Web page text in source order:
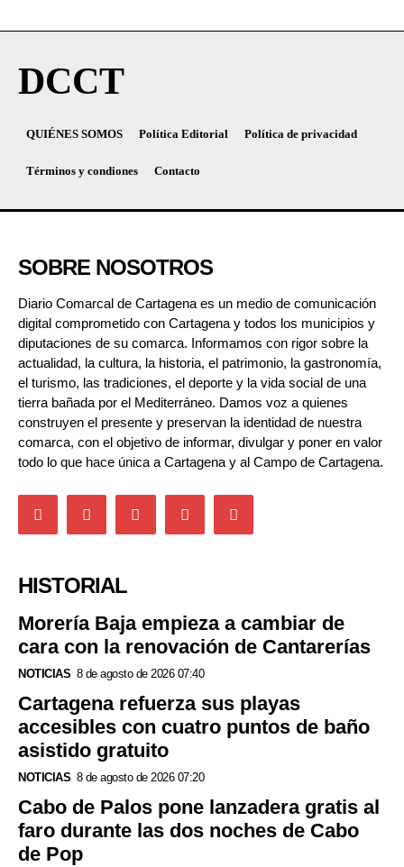
DCCT
QUIÉNES SOMOS Política Editorial Política de privacidad
Términos y condiones Contacto
SOBRE NOSOTROS
Diario Comarcal de Cartagena es un medio de comunicación
digital comprometido con Cartagena y todos los municipios y
diputaciones de su comarca. Informamos con rigor sobre la
actualidad, la cultura, la historia, el patrimonio, la gastronomía,
el turismo, las tradiciones, el deporte y la vida social de una
tierra bañada por el Mediterráneo. Damos voz a quienes
construyen el presente y preservan la identidad de nuestra
comarca, con el objetivo de informar, divulgar y poner en valor
todo lo que hace única a Cartagena y al Campo de Cartagena.
HISTORIAL
Morería Baja empieza a cambiar de
cara con la renovación de Cantarerías
NOTICIAS 8 de agosto de 2026 07:40
Cartagena refuerza sus playas
accesibles con cuatro puntos de baño
asistido gratuito
NOTICIAS 8 de agosto de 2026 07:20
Cabo de Palos pone lanzadera gratis al
faro durante las dos noches de Cabo
de Pop